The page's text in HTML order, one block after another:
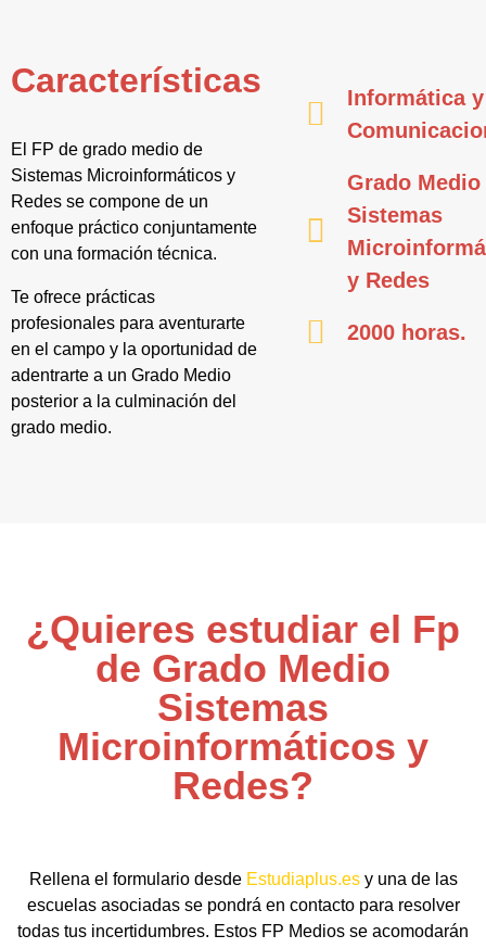
Características
El FP de grado medio de
Sistemas Microinformáticos y
Redes se compone de un
enfoque práctico conjuntamente
con una formación técnica.
Te ofrece prácticas
profesionales para aventurarte
en el campo y la oportunidad de
adentrarte a un Grado Medio
posterior a la culminación del
grado medio.
Informática y
Grado Medio
Sistemas
y Redes
2000 horas.
¿Quieres estudiar el Fp
de Grado Medio
Sistemas
Microinformáticos y
Redes?
Rellena el formulario desde Estudiaplus.esy una de las
escuelas asociadas se pondrá en contacto para resolver
todas tus incertidumbres. Estos FP Medios se acomodarán